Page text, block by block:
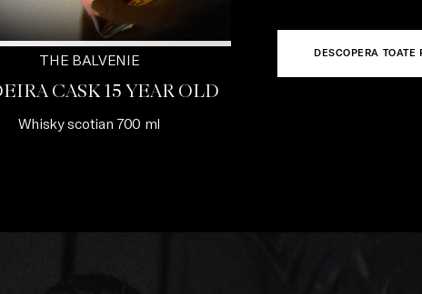
THE BALVENIE
CASK 15 YEAR OLD
Whisky scotian 700 ml
DESCOPERA TOATE